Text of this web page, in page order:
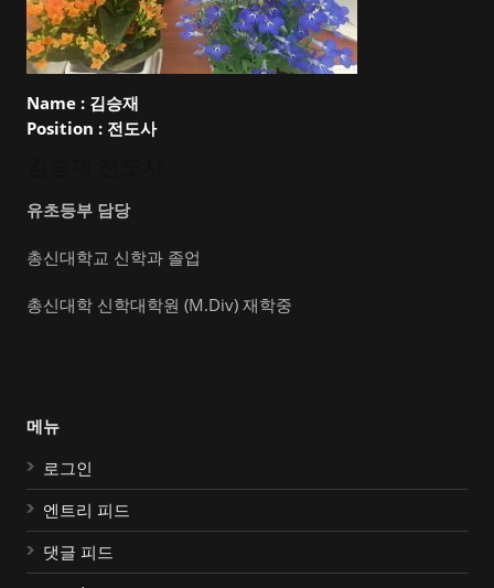
Name : 김승재
Position : 전도사
유초등부 담당
총신대학교 신학과 졸업
총신대학 신학대학원 (M.Div) 재학중
메뉴
로그인
엔트리 피드
댓글 피드